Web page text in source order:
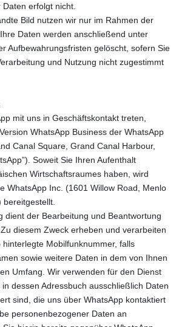
erfolgt nicht.
Bild nutzen wir nur im Rahmen der
Daten werden anschließend unter
Aufbewahrungsfristen gelöscht, sofern Sie
und Nutzung nicht zugestimmt
mit uns in Geschäftskontakt treten,
WhatsApp Business der WhatsApp
Canal Square, Grand Canal Harbour,
Soweit Sie Ihren Aufenthalt
Wirtschaftsraumes haben, wird
WhatsApp Inc. (1601 Willow Road, Menlo
bereitgestellt.
dient der Bearbeitung und Beantwortung
diesem Zweck erheben und verarbeiten
Mobilfunknummer, falls
sowie weitere Daten in dem von Ihnen
Umfang. Wir verwenden für den Dienst
dessen Adressbuch ausschließlich Daten
sind, die uns über WhatsApp kontaktiert
personenbezogener Daten an